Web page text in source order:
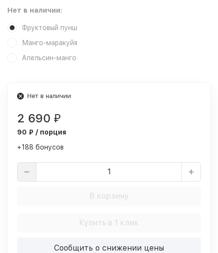
Нет в наличии:
Фруктовый пунш
Манго-маракуйя
Апельсин-манго
Нет в наличии
2 690 ₽
90 ₽ / порция
+188 бонусов
В корзину
Купить в 1 клик
Сообщить о снижении цены